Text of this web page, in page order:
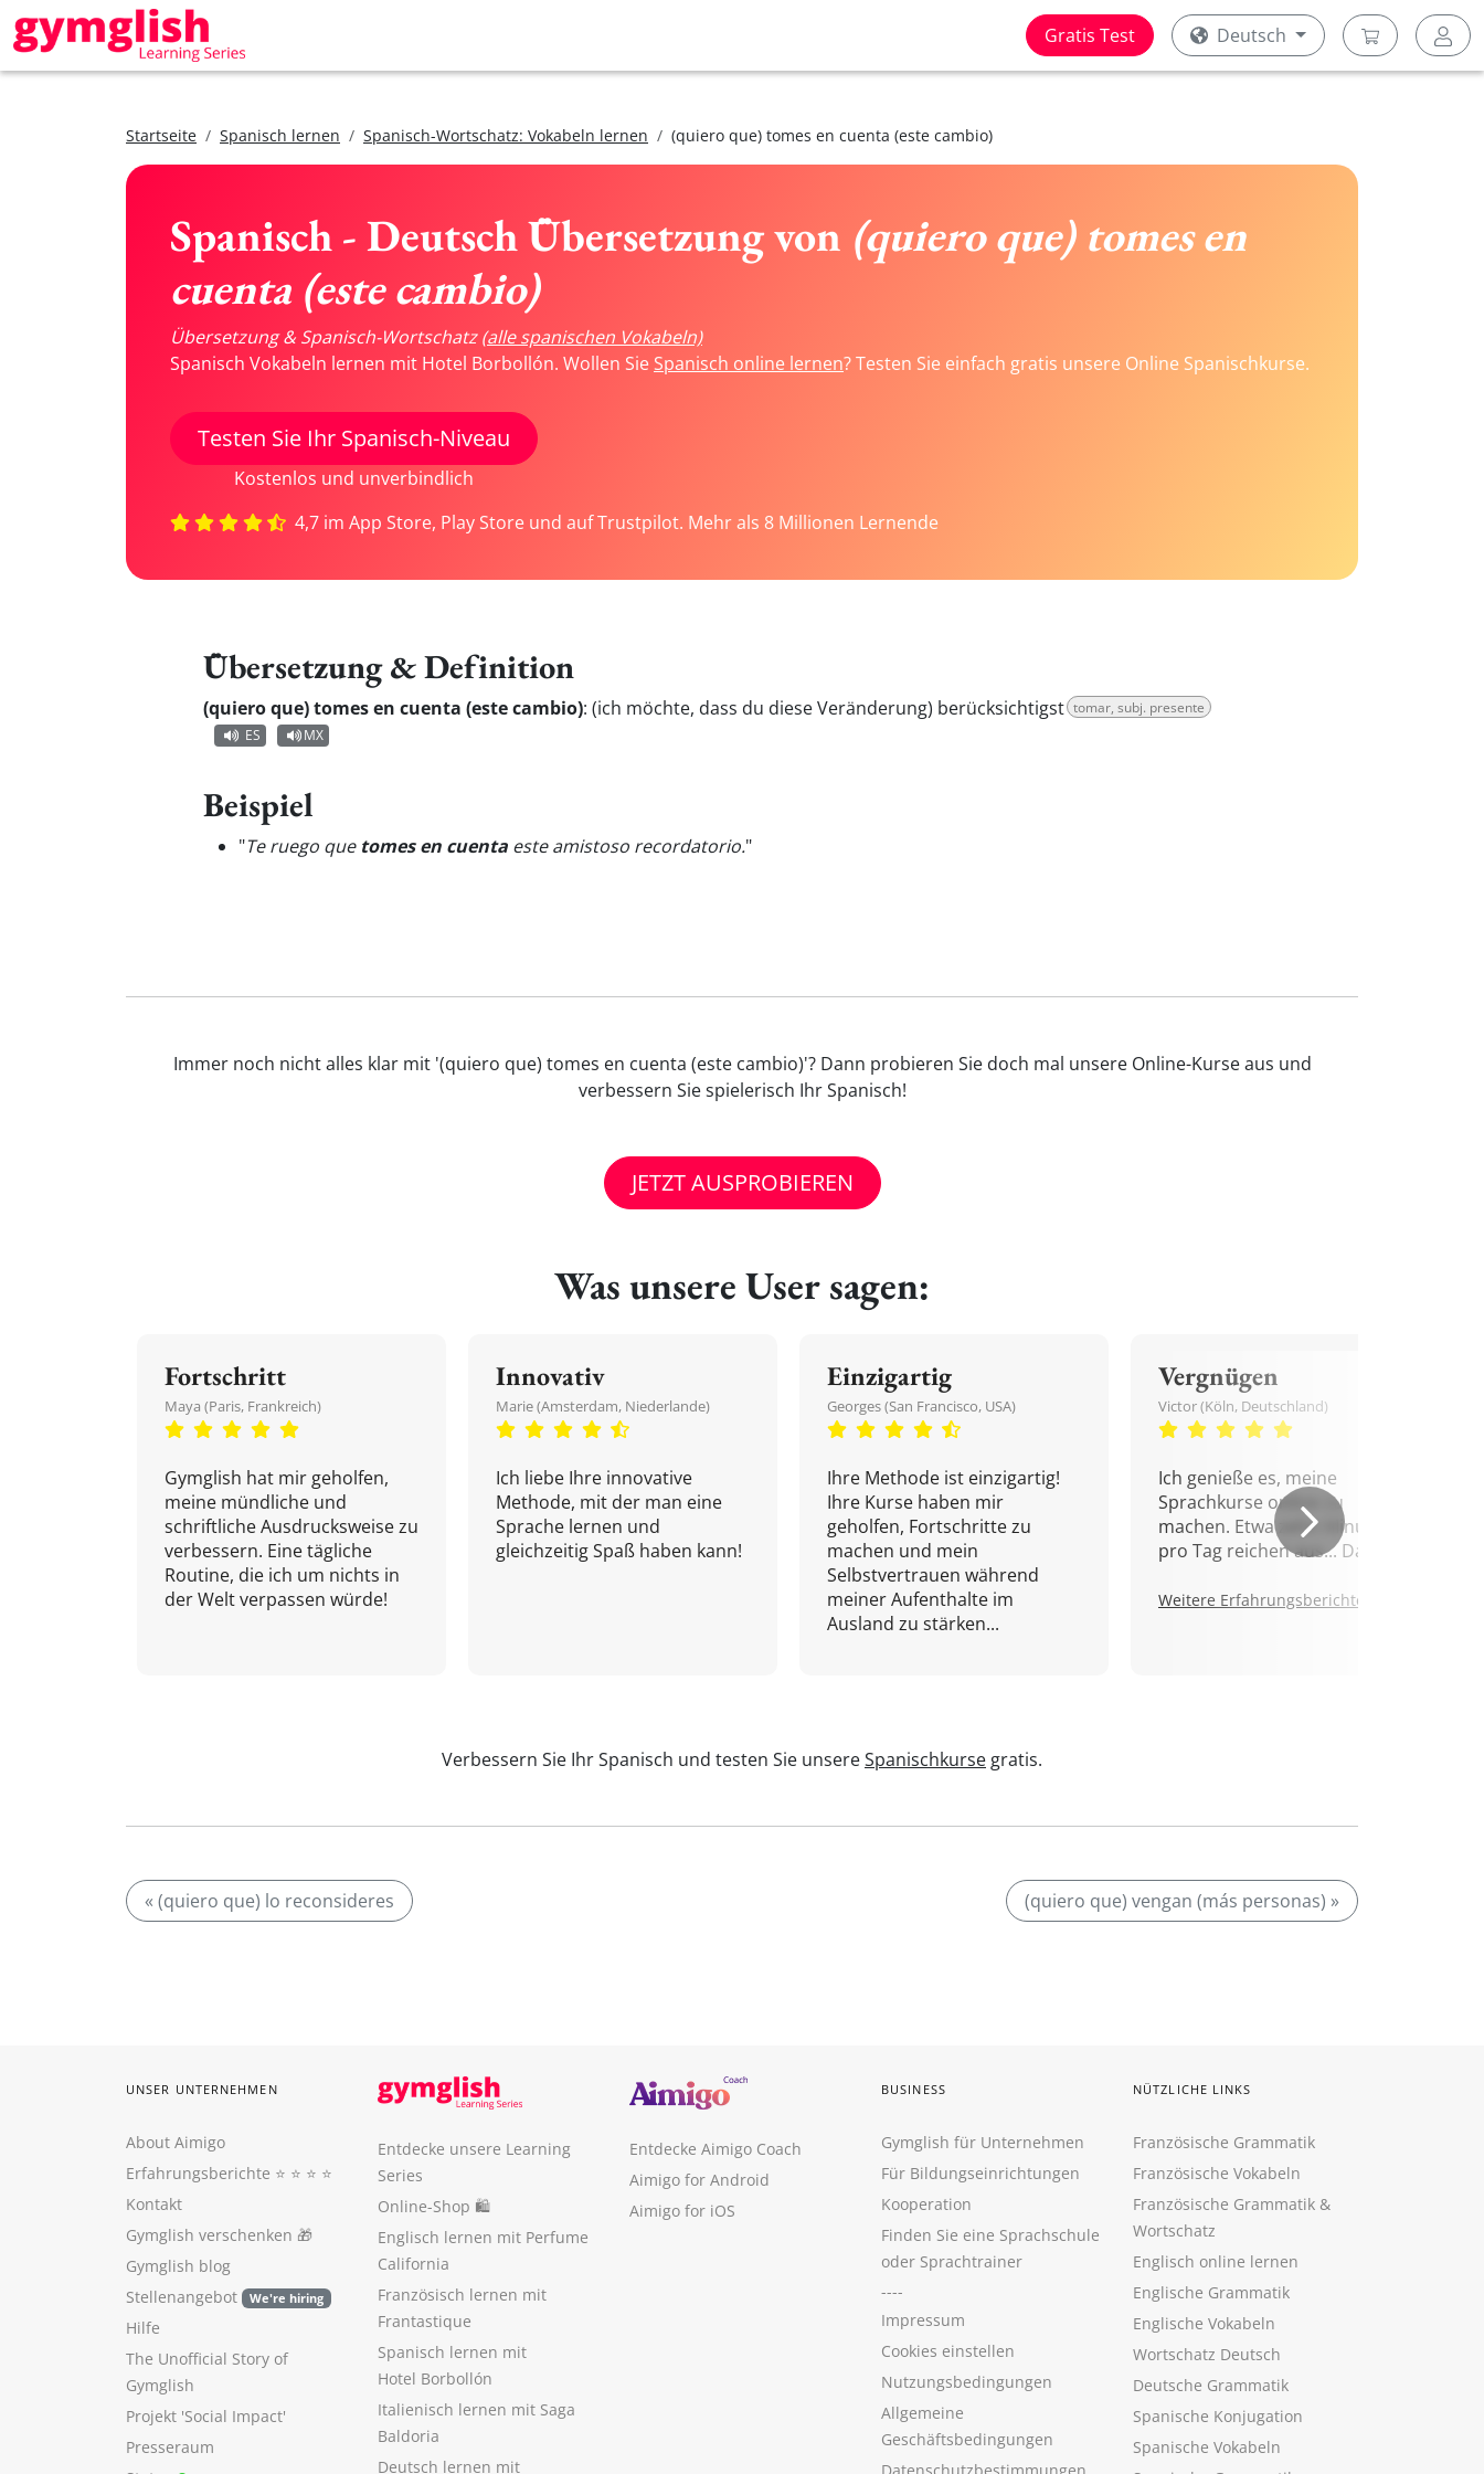
Gratis Test Deutsch
Startseite Spanisch lernen Spanisch-Wortschatz: Vokabeln lernen (quiero que) tomes en cuenta (este cambio)
Spanisch - Deutsch Übersetzung von (quiero que) tomes en
cuenta (este cambio)
Übersetzung & Spanisch-Wortschatz(alle spanischen Vokabeln)
Spanisch Vokabeln lernen mit Hotel Borbollón. Wollen Sie Spanisch online lernen? Testen Sie einfach gratis unsere Online Spanischkurse.
Testen Sie Ihr Spanisch-Niveau
Kostenlos und unverbindlich
4,7 im App Store, Play Store und auf Trustpilot. Mehr als 8 Millionen Lernende
Übersetzung & Definition
(quiero que) tomes en cuenta (este cambio): (ich möchte, dass du diese Veränderung) berücksichtigst tomar, subj. presente
ES
MX
Beispiel
"Te ruego que tomes en cuenta este amistoso recordatorio."
Immer noch nicht alles klar mit '(quiero que) tomes en cuenta (este cambio)'? Dann probieren Sie doch mal unsere Online-Kurse aus und
verbessern Sie spielerisch Ihr Spanisch!
JETZT AUSPROBIEREN
Was unsere User sagen:
Fortschritt
Maya (Paris, Frankreich)
Gymglish hat mir geholfen,
meine mündliche und
schriftliche Ausdrucksweise zu
verbessern. Eine tägliche
Routine, die ich um nichts in
der Welt verpassen würde!
Innovativ
Marie (Amsterdam, Niederlande)
Ich liebe Ihre innovative
Methode, mit der man eine
Sprache lernen und
gleichzeitig Spaß haben kann!
Einzigartig
Georges (San Francisco, USA)
Ihre Methode ist einzigartig!
Ihre Kurse haben mir
geholfen, Fortschritte zu
machen und mein
Selbstvertrauen während
meiner Aufenthalte im
Ausland zu stärken...
Vergnügen
Victor (Köln, Deutschland)
Ich genieße es, meine
Sprachkurse online zu
machen. Etwa zehn Minuten
pro Tag reichen aus... Danke!
Weitere Erfahrungsberichte.
Verbessern Sie Ihr Spanisch und testen Sie unsereSpanischkurse gratis.
« (quiero que) lo reconsideres (quiero que) vengan (más personas) »
UNSER UNTERNEHMEN
About Aimigo
Erfahrungsberichte ⭐️ ⭐️ ⭐️ ⭐️
Kontakt
Gymglish verschenken 🎁
Gymglish blog
Stellenangebot
We're hiring
Hilfe
The Unofficial Story of
Gymglish
Projekt 'Social Impact'
Presseraum
Entdecke unsere Learning
Series
Online-Shop 🛍
Englisch lernen mit Perfume
California
Französisch lernen mit
Frantastique
Spanisch lernen mit
Hotel Borbollón
Italienisch lernen mit Saga
Baldoria
Deutsch lernen mit
Entdecke Aimigo Coach
Aimigo for Android
Aimigo for iOS
BUSINESS
Gymglish für Unternehmen
Für Bildungseinrichtungen
Kooperation
Finden Sie eine Sprachschule
oder Sprachtrainer
----
Impressum
Cookies einstellen
Nutzungsbedingungen
Allgemeine
Geschäftsbedingungen
NÜTZLICHE LINKS
Französische Grammatik
Französische Vokabeln
Französische Grammatik &
Wortschatz
Englisch online lernen
Englische Grammatik
Englische Vokabeln
Wortschatz Deutsch
Deutsche Grammatik
Spanische Konjugation
Spanische Vokabeln